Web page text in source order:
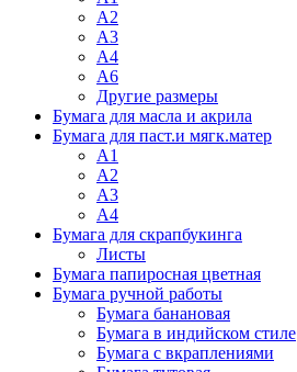
А2
А3
А4
А6
Другие размеры
Бумага для масла и акрила
Бумага для паст.и мягк.матер
А1
А2
А3
А4
Бумага для скрапбукинга
Листы
Бумага папиросная цветная
Бумага ручной работы
Бумага банановая
Бумага в индийском стиле
Бумага с вкраплениями